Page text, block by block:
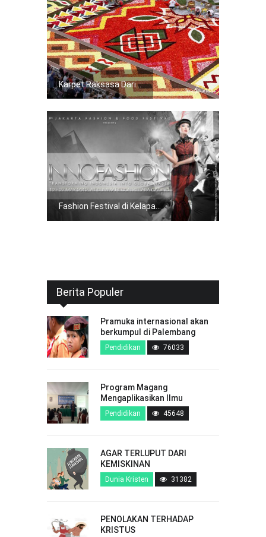
Karpet Raksasa Dari...
Fashion Festival di Kelapa...
Berita Populer
Pramuka internasional akan
berkumpul di Palembang
Pendidikan 76033
Program Magang
Mengaplikasikan Ilmu
Pendidikan 45648
AGAR TERLUPUT DARI
KEMISKINAN
Dunia Kristen 31382
PENOLAKAN TERHADAP
KRISTUS